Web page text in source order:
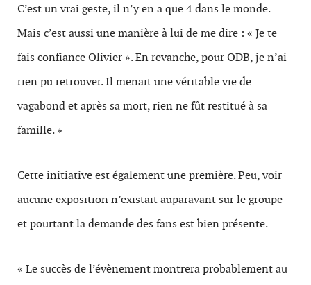
C’est un vrai geste, il n’y en a que 4 dans le monde.
Mais c’est aussi une manière à lui de me dire : « Je te
fais confiance Olivier ». En revanche, pour ODB, je n’ai
rien pu retrouver. Il menait une véritable vie de
vagabond et après sa mort, rien ne fût restitué à sa
famille. »
Cette initiative est également une première. Peu, voir
aucune exposition n’existait auparavant sur le groupe
et pourtant la demande des fans est bien présente.
« Le succès de l’évènement montrera probablement au